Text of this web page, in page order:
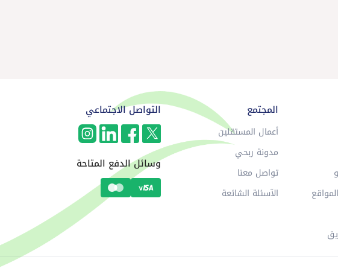
المجتمع
أعمال المستقلين
مدونة ربحي
تواصل معنا
الآسئلة الشائعة
التواصل الاجتماعي
وسائل الدفع المتاحة